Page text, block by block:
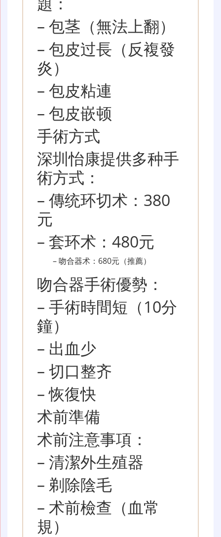
– 包茎（無法上翻）
– 包皮过長（反複發
炎）
– 包皮粘連
– 包皮嵌顿
手術方式
深圳怡康提供多种手
術方式：
– 傳统环切术：380
元
– 套环术：480元
– 吻合器术：680元（推薦）
吻合器手術優勢：
– 手術時間短（10分
鐘）
– 出血少
– 切口整齐
– 恢復快
术前準備
术前注意事項：
– 清潔外生殖器
– 剃除陰毛
– 术前檢查（血常
規）